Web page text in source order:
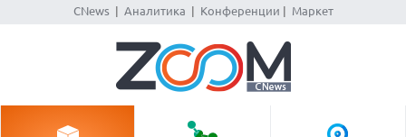
CNews| Аналитика Конференции Маркет